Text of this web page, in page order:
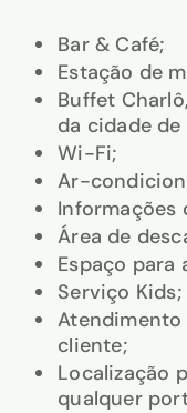
Bar & Café;
Estação de
Buffet
da cidade de
Wi-Fi;
Ar-
Informações
Área de
Espaço para
Serviço Kids;
Atendimento
cliente;
Localização
qualquer